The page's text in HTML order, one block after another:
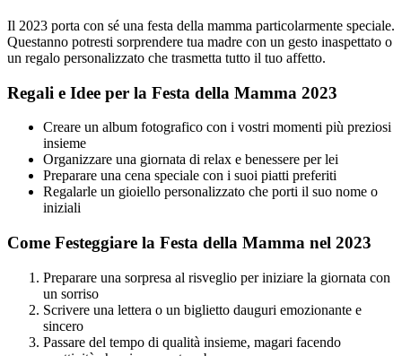
Il 2023 porta con sé una festa della mamma particolarmente speciale.
Questanno potresti sorprendere tua madre con un gesto inaspettato o
un regalo personalizzato che trasmetta tutto il tuo affetto.
Regali e Idee per la Festa della Mamma 2023
Creare un album fotografico con i vostri momenti più preziosi
insieme
Organizzare una giornata di relax e benessere per lei
Preparare una cena speciale con i suoi piatti preferiti
Regalarle un gioiello personalizzato che porti il suo nome o
iniziali
Come Festeggiare la Festa della Mamma nel 2023
Preparare una sorpresa al risveglio per iniziare la giornata con
un sorriso
Scrivere una lettera o un biglietto dauguri emozionante e
sincero
Passare del tempo di qualità insieme, magari facendo